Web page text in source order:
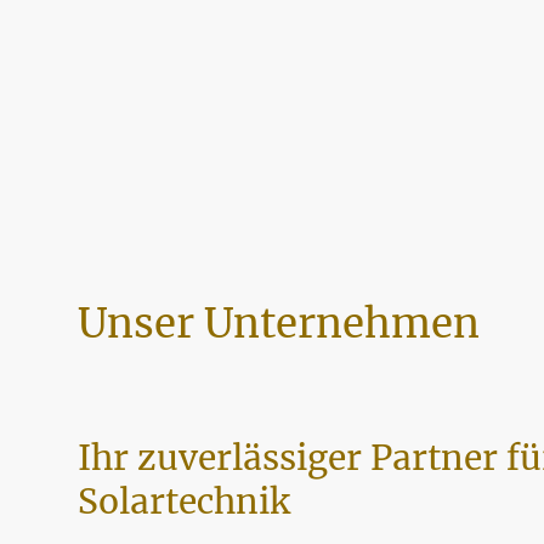
Unser Unternehmen
Ihr zuverlässiger Partner
Solartechnik